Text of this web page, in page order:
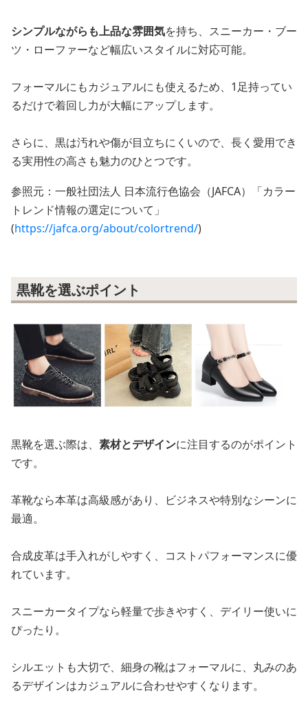
シンプルながらも上品な雰囲気を持ち、スニーカー・ブー
ツ・ローファーなど幅広いスタイルに対応可能。
フォーマルにもカジュアルにも使えるため、1足持ってい
るだけで着回し力が大幅にアップします。
さらに、黒は汚れや傷が目立ちにくいので、長く愛用でき
る実用性の高さも魅力のひとつです。
参照元：一般社団法人 日本流行色協会（JAFCA）「カラー
トレンド情報の選定について」
(https://jafca.org/about/colortrend/)
黒靴を選ぶポイント
黒靴を選ぶ際は、 素材とデザインに注目するのがポイント
です。
革靴なら本革は高級感があり、ビジネスや特別なシーンに
最適。
合成皮革は手入れがしやすく、コストパフォーマンスに優
れています。
スニーカータイプなら軽量で歩きやすく、デイリー使いに
ぴったり。
シルエットも大切で、細身の靴はフォーマルに、丸みのあ
るデザインはカジュアルに合わせやすくなります。